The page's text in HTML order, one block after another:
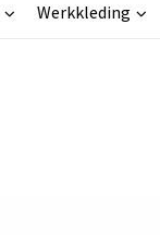
Werkkleding